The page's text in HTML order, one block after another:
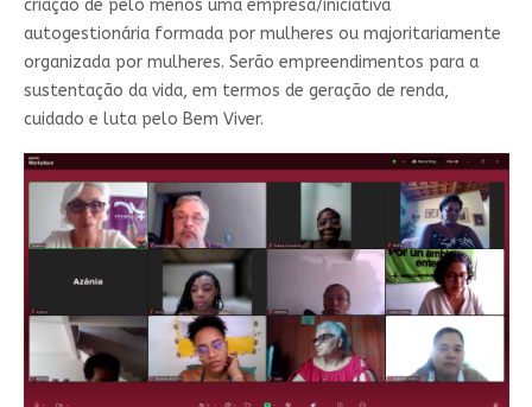
criação de pelo menos uma empresa/iniciativa
autogestionária formada por mulheres ou majoritariamente
organizada por mulheres. Serão empreendimentos para a
sustentação da vida, em termos de geração de renda,
cuidado e luta pelo Bem Viver.